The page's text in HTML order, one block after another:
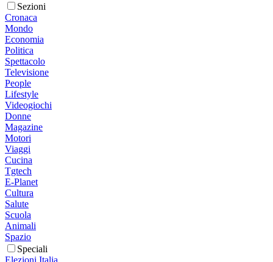
Sezioni
Cronaca
Mondo
Economia
Politica
Spettacolo
Televisione
People
Lifestyle
Videogiochi
Donne
Magazine
Motori
Viaggi
Cucina
Tgtech
E-Planet
Cultura
Salute
Scuola
Animali
Spazio
Speciali
Elezioni Italia